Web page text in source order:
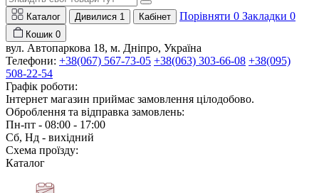
Каталог Дивилися 1 Кабінет Порівняти 0 Закладки 0
Кошик 0
вул. Автопаркова 18, м. Дніпро, Україна
Телефони: +38(067) 567-73-05 +38(063) 303-66-08 +38(095)
508-22-54
Графік роботи:
Інтернет магазин приймає замовлення цілодобово.
Оброблення та відправка замовлень:
Пн-пт - 08:00 - 17:00
Сб, Нд - вихідний
Схема проїзду:
Каталог